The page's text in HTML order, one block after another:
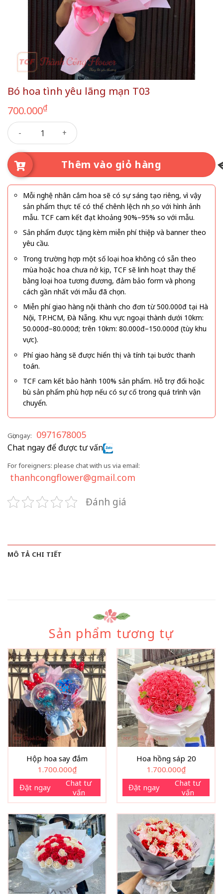
Bó hoa tình yêu lãng mạn T03
700.000₫
Bó hoa tình yêu lãng mạn T03 số lượng
Thêm vào giỏ hàng
Mỗi nghệ nhân cắm hoa sẽ có sự sáng tạo riêng, vì vậy
sản phẩm thực tế có thể chênh lệch nhẹ so với hình ảnh
mẫu. TCF cam kết đạt khoảng 90%–95% so với mẫu.
Sản phẩm được tặng kèm miễn phí thiệp và banner theo
yêu cầu.
Trong trường hợp một số loại hoa không có sẵn theo
mùa hoặc hoa chưa nở kịp, TCF sẽ linh hoạt thay thế
bằng loại hoa tương đương, đảm bảo form và phong
cách gần nhất với mẫu đã chọn.
Miễn phí giao hàng nội thành cho đơn từ 500.000đ tại Hà
Nội, TP.HCM, Đà Nẵng. Khu vực ngoại thành dưới 10km:
50.000đ–80.000đ; trên 10km: 80.000đ–150.000đ (tùy khu
vực).
Phí giao hàng sẽ được hiển thị và tính tại bước thanh
toán.
TCF cam kết bảo hành 100% sản phẩm. Hỗ trợ đổi hoặc
bù sản phẩm phù hợp nếu có sự cố trong quá trình vận
chuyển.
Gọi ngay: 0971678005
Chat ngay để được tư vấn
For foreigners: please chat with us via email:
thanhcongflower@gmail.com
Đánh giá
MÔ TẢ CHI TIẾT
Sản phẩm tương tự
Hộp hoa say đắm
1.700.000₫
Đặt ngay
Chat tư
vấn
Hoa hồng sáp 20
1.700.000₫
Đặt ngay
Chat tư
vấn